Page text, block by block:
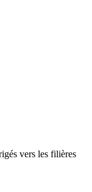
vers les filières